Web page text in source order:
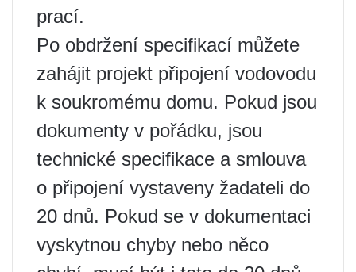
prací.
Po obdržení specifikací můžete
zahájit projekt připojení vodovodu
k soukromému domu. Pokud jsou
dokumenty v pořádku, jsou
technické specifikace a smlouva
o připojení vystaveny žadateli do
20 dnů. Pokud se v dokumentaci
vyskytnou chyby nebo něco